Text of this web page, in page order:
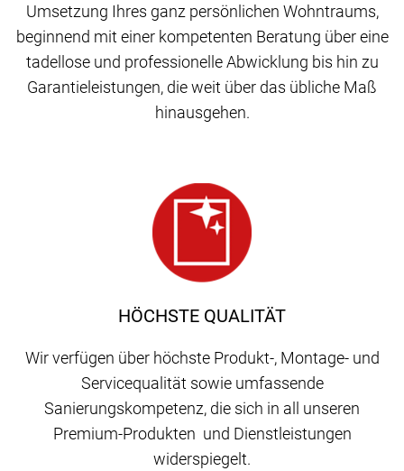
HÖCHSTE QUALITÄT
Wir verfügen über höchste Produkt-, Montage- und
Servicequalität sowie umfassende
Sanierungskompetenz, die sich in all unseren
Premium-Produkten und Dienstleistungen
widerspiegelt.
Umsetzung Ihres ganz persönlichen Wohntraums,
beginnend mit einer kompetenten Beratung über eine
tadellose und professionelle Abwicklung bis hin zu
Garantieleistungen, die weit über das übliche Maß
hinausgehen.